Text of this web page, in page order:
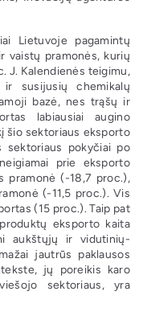
Lietuvoje pagamintų
vaistų pramonės, kurių
J. Kalendienės teigimu,
susijusių chemikalų
bazė, nes trąšų ir
labiausiai augino
šio sektoriaus eksporto
sektoriaus pokyčiai po
prie eksporto
pramonė (-18,7 proc.),
(-11,5 proc.). Vis
(15 proc.). Taip pat
eksporto kaita
aukštųjų ir vidutinių-
jautrūs paklausos
jų poreikis karo
sektoriaus, yra